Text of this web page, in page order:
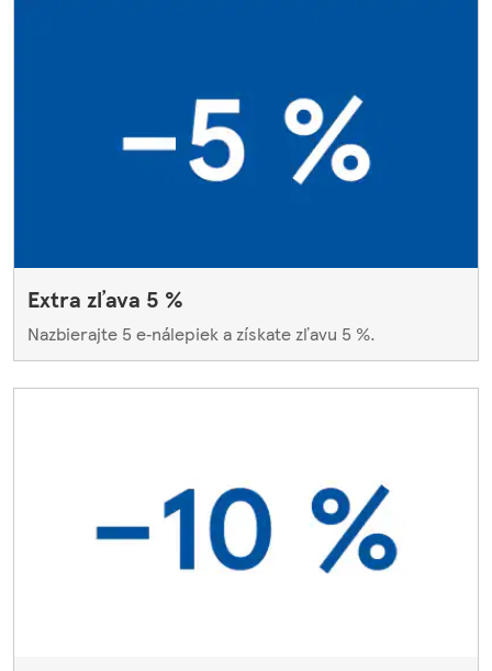
Extra zľava 5 %
Nazbierajte 5 e‑nálepiek a získate zľavu 5 %.